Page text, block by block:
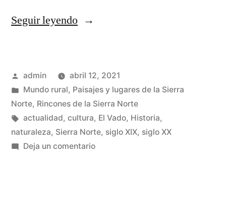
Seguir leyendo«Teleféricos
de
vagonetas
en
la
Publicado
por
admin
abril 12, 2021
Publicado
en
Mundo rural, Paisajes y lugares de la Sierra
Norte, Rincones de la Sierra Norte
Etiquetas:
actualidad, cultura, El Vado, Historia,
naturaleza, Sierra Norte, siglo XIX, siglo XX
Deja un comentarioen